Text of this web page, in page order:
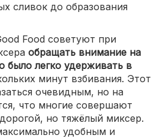
сливок до образования
Food советуют при
обращать внимание на
было легко удерживать в
минут взбивания. Этот
очевидным, но на
что многие совершают
но тяжёлый миксер.
удобным и